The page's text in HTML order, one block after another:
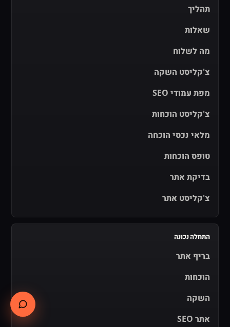
תהליך
שאלות
מה לשלוח
צ'קליסט השקה
מפת עמודי SEO
צ'קליסט הוכחות
מלאי נכסי הוכחה
טופס הוכחות
בדיקת אתר
צ'קליסט אתר
התחלה נכונה
בריף אתר
הוכחות
השקה
אתר SEO